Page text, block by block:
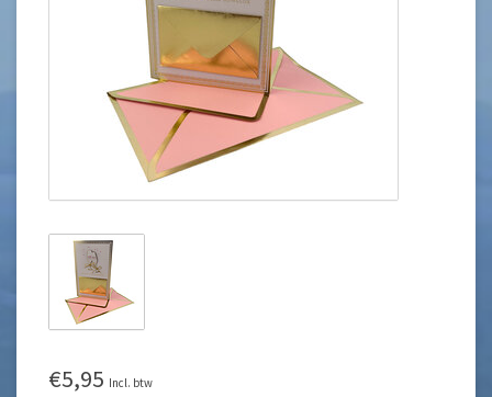
€5,95 Incl. btw